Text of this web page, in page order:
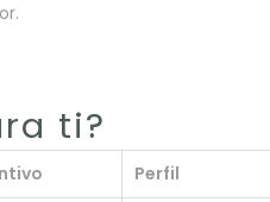
ti?
Perfil